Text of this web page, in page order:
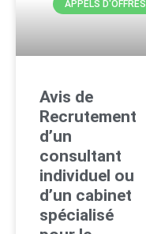
APPELS D'OFFRES
Avis de
Recrutement
d’un
consultant
individuel ou
d’un cabinet
spécialisé